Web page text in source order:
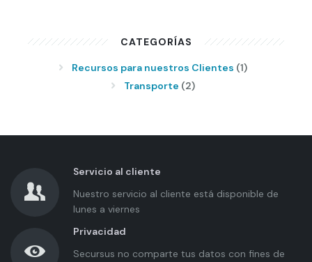
CATEGORÍAS
Recursos para nuestros Clientes (1)
Transporte (2)
Servicio al cliente
Nuestro servicio al cliente está disponible de
lunes a viernes
Privacidad
Secursus no comparte tus datos con fines de